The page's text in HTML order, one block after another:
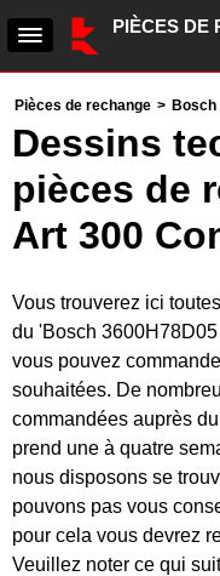
PIÈCES DE
Pièces de rechange > Bosch
Dessins
pièces de
Art 300
Vous trouverez ici
du 'Bosch
vous pouvez
souhaitées. De
commandées auprès
prend une à quatre
nous disposons se
pouvons pas vous
pour cela vous devrez
Veuillez noter ce qui